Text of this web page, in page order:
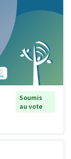
Soumis
au vote